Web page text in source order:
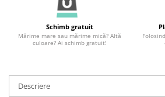
Schimb gratuit
Mărime mare sau mărime mică? Altă
culoare? Ai schimb gratuit!
Descriere